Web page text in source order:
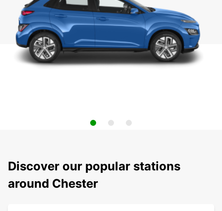
Discover our popular stations
around Chester